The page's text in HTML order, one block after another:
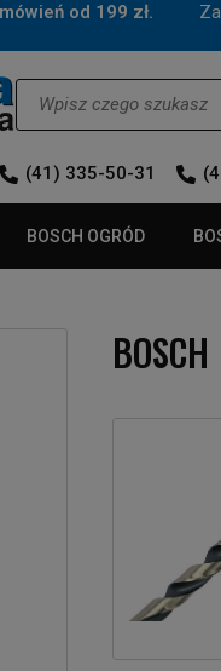
od 199 zł.
(41) 335-50-31
BOSCH OGRÓD
BOSCH